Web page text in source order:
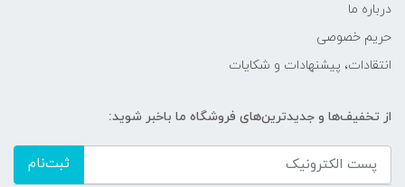
درباره ما
حریم خصوصی
انتقادات، پیشنهادات و شکایات
از تخفیف‌ها و جدیدترین‌های فروشگاه ما باخبر شوید:
ثبت‌نام